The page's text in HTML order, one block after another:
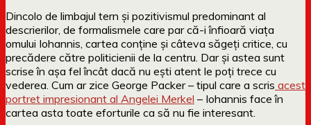
Dincolo de limbajul tern și pozitivismul predominant al
descrierilor, de formalismele care par că-i înfioară viața
omului Iohannis, cartea conține și câteva săgeți critice, cu
precădere către politicienii de la centru. Dar și astea sunt
scrise în așa fel încât dacă nu ești atent le poți trece cu
vederea. Cum ar zice George Packer – tipul care a scris acest
portret impresionant al Angelei Merkel – Iohannis face în
cartea asta toate eforturile ca să nu fie interesant.